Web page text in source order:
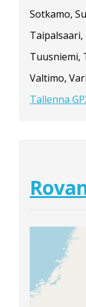
Sotkamo,
Tuusniemi,
Valtimo,
Tallenna